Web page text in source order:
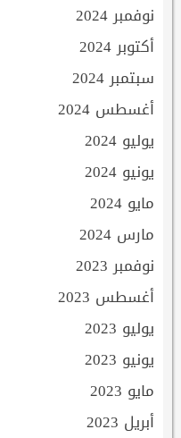
نوفمبر 2024
أكتوبر 2024
سبتمبر 2024
أغسطس 2024
يوليو 2024
يونيو 2024
مايو 2024
مارس 2024
نوفمبر 2023
أغسطس 2023
يوليو 2023
يونيو 2023
مايو 2023
أبريل 2023